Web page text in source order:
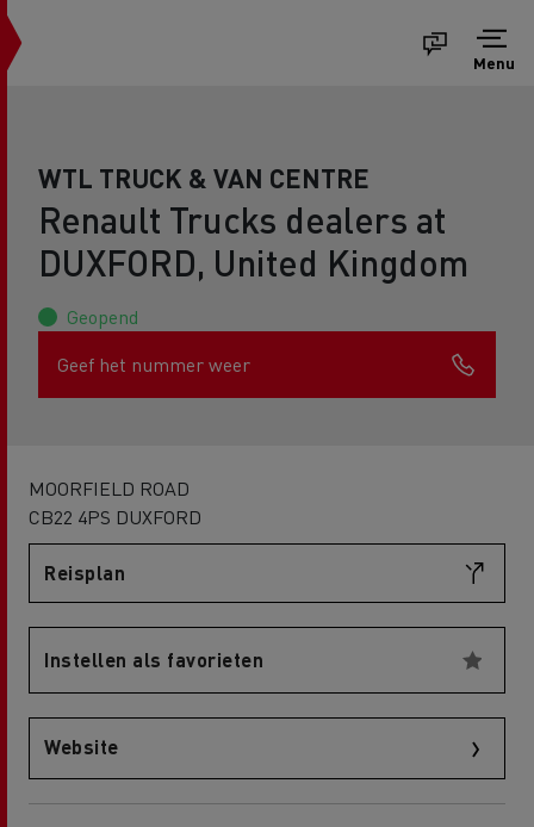
Menu
WTL TRUCK & VAN CENTRE
Renault Trucks dealers at
DUXFORD, United Kingdom
Geopend
Geef het nummer weer
MOORFIELD ROAD
CB22 4PS DUXFORD
Reisplan
Instellen als favorieten
Website